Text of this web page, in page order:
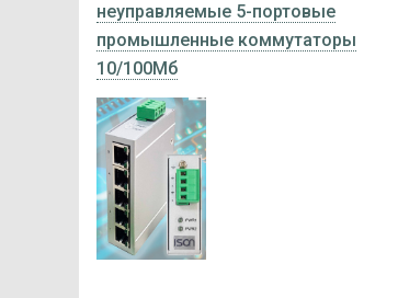
неуправляемые 5-портовые
промышленные коммутаторы
10/100Мб